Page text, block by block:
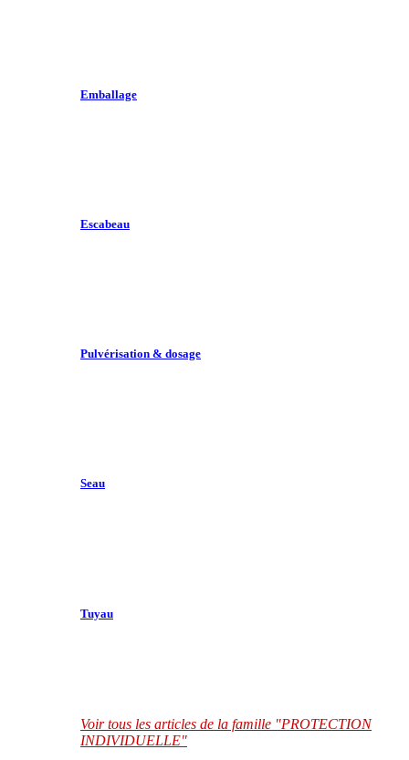
Emballage
Escabeau
Pulvérisation & dosage
Seau
Tuyau
Voir tous les articles de la famille "PROTECTION
INDIVIDUELLE"